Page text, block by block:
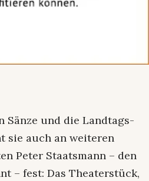
Sänze und die Landtags-
sie auch an weiteren
Peter Staatsmann – den
– fest: Das Theaterstück,